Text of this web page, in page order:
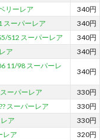
リーレア
340円
スーパーレア
340円
S12 スーパーレア
340円
ア 340円
11/98 スーパーレ
340円
ーパーレア
330円
スーパーレア
330円
ア
330円
レア 320円